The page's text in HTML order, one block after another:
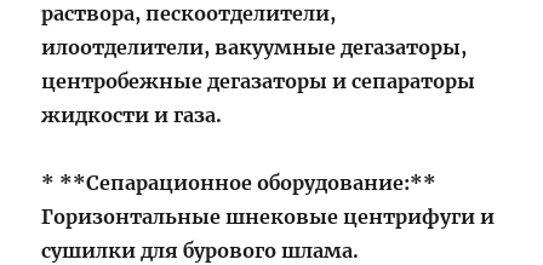
раствора, пескоотделители,
илоотделители, вакуумные дегазаторы,
центробежные дегазаторы и сепараторы
жидкости и газа.
* **Сепарационное оборудование:**
Горизонтальные шнековые центрифуги и
сушилки для бурового шлама.